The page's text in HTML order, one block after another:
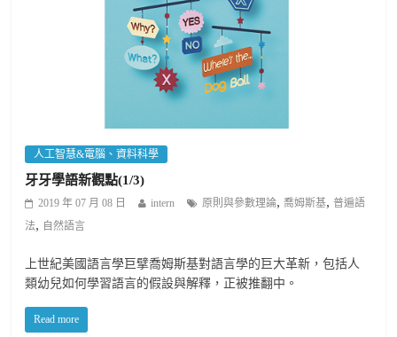
人工智慧&電腦、資料科學
牙牙學語新觀點(1/3)
2019 年 07 月 08 日 intern 原則與參數理論,喬姆斯基,普遍語
法, 自然語言
上世紀美國語言學巨擘喬姆斯基對語言學的巨大革新，包括人
類幼兒如何學習語言的假設與解釋，正被推翻中。
Read more